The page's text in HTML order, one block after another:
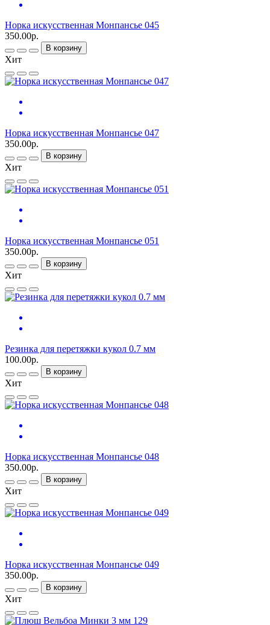
Норка искусственная Монпансье 045
350.00р.
В корзину
Хит
Норка искусственная Монпансье 047
350.00р.
В корзину
Хит
Норка искусственная Монпансье 051
350.00р.
В корзину
Хит
Резинка для перетяжки кукол 0.7 мм
100.00р.
В корзину
Хит
Норка искусственная Монпансье 048
350.00р.
В корзину
Хит
Норка искусственная Монпансье 049
350.00р.
В корзину
Хит